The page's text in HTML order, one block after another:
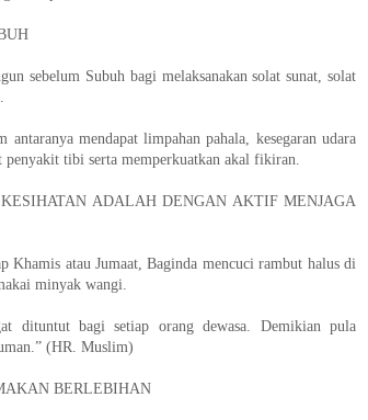
sebelum Subuh bagi melaksanakan solat sunat, solat
mendapat limpahan pahala, kesegaran udara
tibi serta memperkuatkan akal fikiran.
ADALAH DENGAN AKTIF MENJAGA
Khamis atau Jumaat, Baginda mencuci rambut halus di
minyak wangi.
dituntut bagi setiap orang dewasa. Demikian pula
(HR. Muslim)
BERLEBIHAN